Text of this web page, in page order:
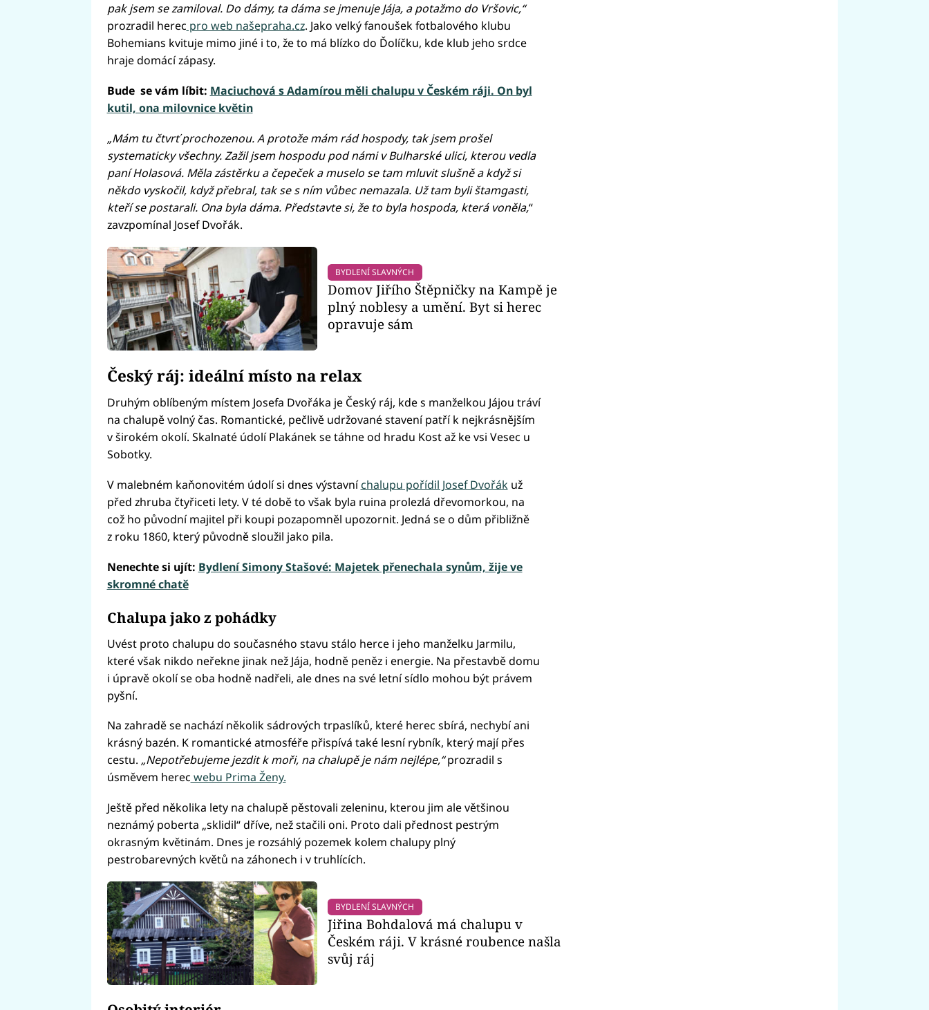
pak jsem se zamiloval. Do dámy, ta dáma se jmenuje Jája, a potažmo do Vršovic,“
prozradil herec pro web našepraha.cz. Jako velký fanoušek fotbalového klubu
Bohemians kvituje mimo jiné i to, že to má blízko do Ďolíčku, kde klub jeho srdce
hraje domácí zápasy.
Bude se vám líbit: Maciuchová s Adamírou měli chalupu v Českém ráji. On byl
kutil, ona milovnice květin
„Mám tu čtvrť prochozenou. A protože mám rád hospody, tak jsem prošel
systematicky všechny. Zažil jsem hospodu pod námi v Bulharské ulici, kterou vedla
paní Holasová. Měla zástěrku a čepeček a muselo se tam mluvit slušně a když si
někdo vyskočil, když přebral, tak se s ním vůbec nemazala. Už tam byli štamgasti,
kteří se postarali. Ona byla dáma. Představte si, že to byla hospoda, která voněla,“
zavzpomínal Josef Dvořák.
BYDLENÍ SLAVNÝCH
Domov Jiřího Štěpničky na Kampě je
plný noblesy a umění. Byt si herec
opravuje sám
Český ráj: ideální místo na relax
Druhým oblíbeným místem Josefa Dvořáka je Český ráj, kde s manželkou Jájou tráví
na chalupě volný čas. Romantické, pečlivě udržované stavení patří k nejkrásnějším
v širokém okolí. Skalnaté údolí Plakánek se táhne od hradu Kost až ke vsi Vesec u
Sobotky.
V malebném kaňonovitém údolí si dnes výstavníchalupu pořídil Josef Dvořák už
před zhruba čtyřiceti lety. V té době to však byla ruina prolezlá dřevomorkou, na
což ho původní majitel při koupi pozapomněl upozornit. Jedná se o dům přibližně
z roku 1860, který původně sloužil jako pila.
Nenechte si ujít: Bydlení Simony Stašové: Majetek přenechala synům, žije ve
skromné chatě
Chalupa jako z pohádky
Uvést proto chalupu do současného stavu stálo herce i jeho manželku Jarmilu,
které však nikdo neřekne jinak než Jája, hodně peněz i energie. Na přestavbě domu
i úpravě okolí se oba hodně nadřeli, ale dnes na své letní sídlo mohou být právem
pyšní.
Na zahradě se nachází několik sádrových trpaslíků, které herec sbírá, nechybí ani
krásný bazén. K romantické atmosféře přispívá také lesní rybník, který mají přes
cestu. „Nepotřebujeme jezdit k moři, na chalupě je nám nejlépe,“prozradil s
úsměvem herec webu Prima Ženy.
Ještě před několika lety na chalupě pěstovali zeleninu, kterou jim ale většinou
neznámý poberta „sklidil“ dříve, než stačili oni. Proto dali přednost pestrým
okrasným květinám. Dnes je rozsáhlý pozemek kolem chalupy plný
pestrobarevných květů na záhonech i v truhlících.
BYDLENÍ SLAVNÝCH
Jiřina Bohdalová má chalupu v
Českém ráji. V krásné roubence našla
svůj ráj